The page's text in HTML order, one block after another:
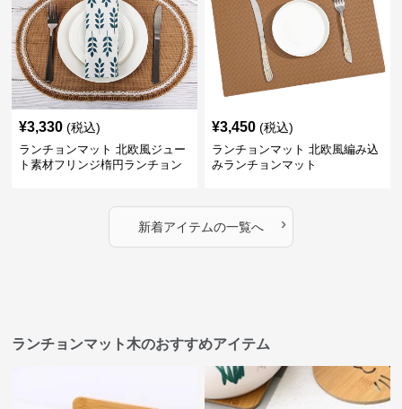
¥3,330 (税込)
ランチョンマット 北欧風ジュー
ト素材フリンジ楕円ランチョン
¥3,450 (税込)
ランチョンマット 北欧風編み込
みランチョンマット
新着アイテムの一覧へ ›
ランチョンマット木のおすすめアイテム